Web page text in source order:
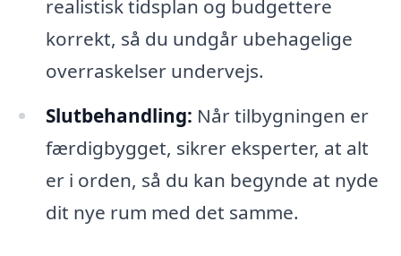
realistisk tidsplan og budgettere
korrekt, så du undgår ubehagelige
overraskelser undervejs.
Slutbehandling: Når tilbygningen er
færdigbygget, sikrer eksperter, at alt
er i orden, så du kan begynde at nyde
dit nye rum med det samme.